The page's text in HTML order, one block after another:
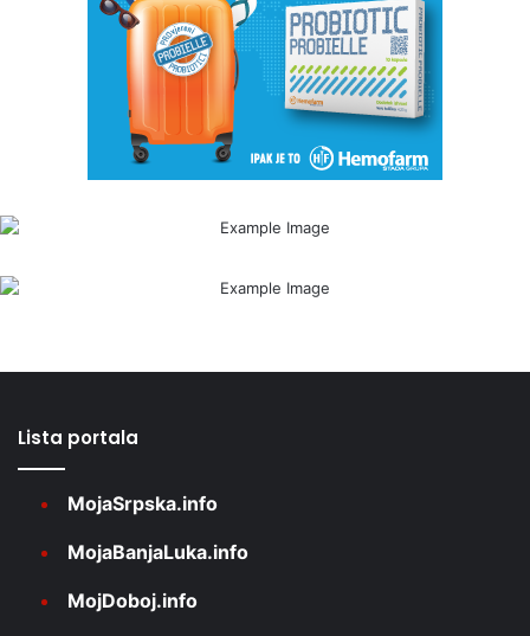
Lista portala
MojaSrpska.info
MojaBanjaLuka.info
MojDoboj.info